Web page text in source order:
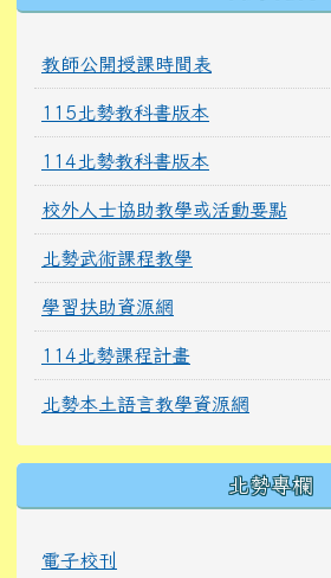
教師公開授課時間表
115北勢教科書版本
114北勢教科書版本
校外人士協助教學或活動要點
北勢武術課程教學
學習扶助資源網
114北勢課程計畫
北勢本土語言教學資源網
北勢專欄
電子校刊